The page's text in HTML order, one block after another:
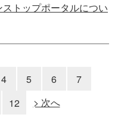
トップポータルについ
4 5 6
7
12 > 次へ